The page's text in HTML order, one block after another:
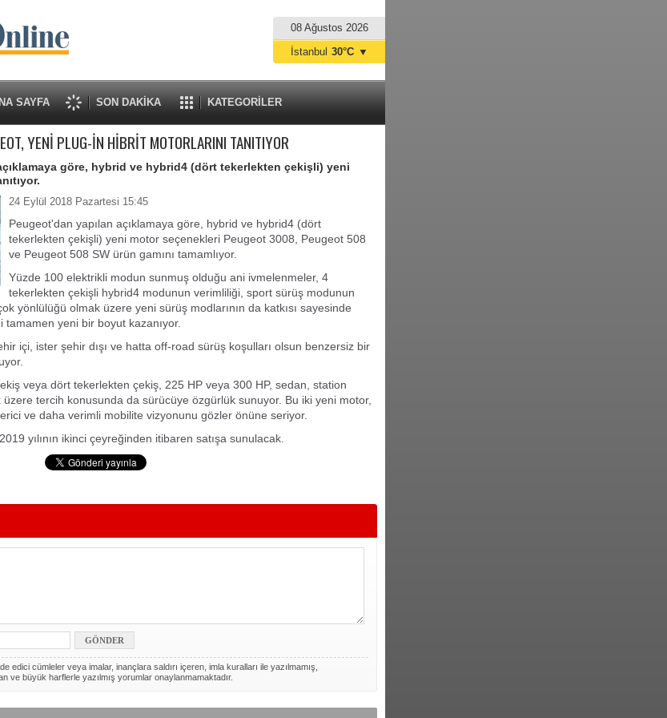
08 Ağustos 2026
SAYFA SON DAKİKA KATEGORİLER
İstanbul 30°C ▼
YENİ PLUG-İN HİBRİT MOTORLARINI TANITIYOR
göre, hybrid ve hybrid4 (dört tekerlekten çekişli) yeni
24 Eylül 2018 Pazartesi 15:45
Peugeot'dan yapılan açıklamaya göre, hybrid ve hybrid4 (dört
tekerlekten çekişli) yeni motor seçenekleri Peugeot 3008, Peugeot 508
ve Peugeot 508 SW ürün gamını tamamlıyor.
Yüzde 100 elektrikli modun sunmuş olduğu ani ivmelenmeler, 4
tekerlekten çekişli hybrid4 modunun verimliliği, sport sürüş modunun
yönlülüğü olmak üzere yeni sürüş modlarının da katkısı sayesinde
yeni bir boyut kazanıyor.
içi, ister şehir dışı ve hatta off-road sürüş koşulları olsun benzersiz bir
veya dört tekerlekten çekiş, 225 HP veya 300 HP, sedan, station
tercih konusunda da sürücüye özgürlük sunuyor. Bu iki yeni motor,
ve daha verimli mobilite vizyonunu gözler önüne seriyor.
yılının ikinci çeyreğinden itibaren satışa sunulacak.
edici cümleler veya imalar, inançlara saldırı içeren, imla kuralları ile yazılmamış,
ve büyük harflerle yazılmış yorumlar onaylanmamaktadır.